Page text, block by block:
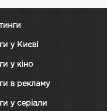
у Києві
у кіно
в рекламу
у серіали